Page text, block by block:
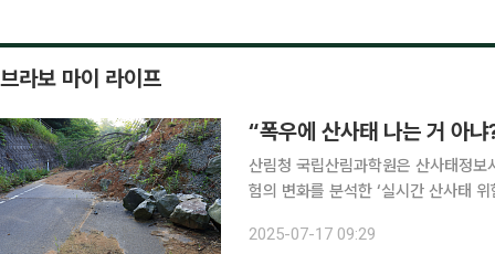
브라보 마이 라이프
“폭우에 산사태 나는 거 아
산림청 국립산림과학원은 산사태정
험의 변화를 분석한 ‘실시간 산사태
(1,561ha, 57.9%)에 주로 발생했으
2025-07-17 09:29